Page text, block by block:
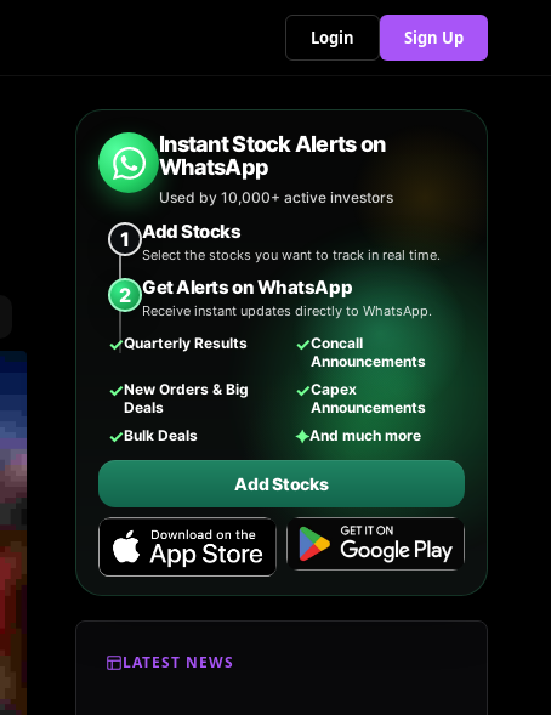
Login Sign Up
Instant Stock Alerts on
WhatsApp
Used by 10,000+ active investors
1 Add Stocks
Select the stocks you want to track in real time.
2 Get Alerts on WhatsApp
Receive instant updates directly to WhatsApp.
✓Quarterly Results ✓Concall
Announcements
✓New Orders & Big
Deals
✓Capex
Announcements
✓Bulk Deals ✦And much more
Add Stocks
LATEST NEWS